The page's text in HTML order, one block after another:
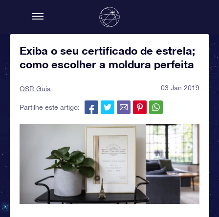
Exiba o seu certificado de estrela;
como escolher a moldura perfeita
OSR Guia 03 Jan 2019
Partilhe este artigo: